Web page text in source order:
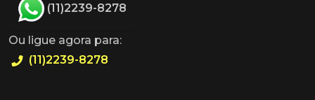
(11)2239-8278
Ou ligue agora para:
(11)2239-8278